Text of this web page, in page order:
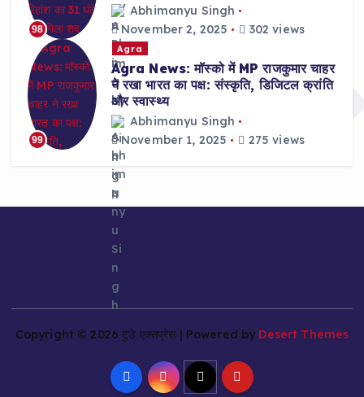
98
Abhimanyu Singh
November 2, 2025
302 views
99
Agra
Agra News: मॉस्को में MP राजकुमार चाहर
ने रखा भारत का पक्ष: संस्कृति, डिजिटल क्रांति
और स्वास्थ्य
Abhimanyu Singh
November 1, 2025
275 views
Copyright © 2026 टुडे एक्सप्रेस | Powered by Desert Themes